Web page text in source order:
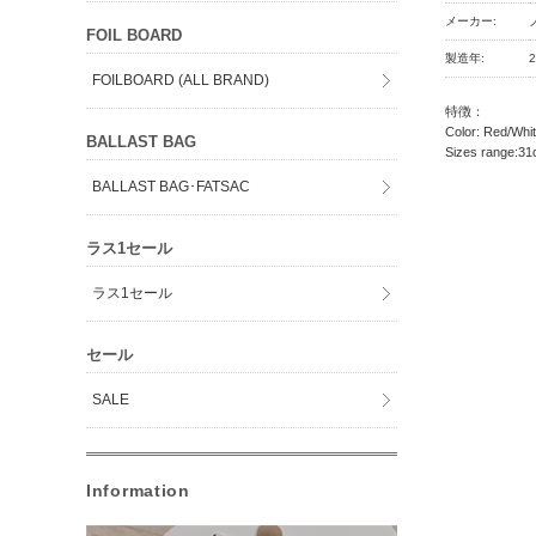
メーカー:
製造年:
特徴：
Color: Red/
Sizes
FOIL BOARD
FOILBOARD (ALL BRAND)
BALLAST BAG
BALLAST BAG･FATSAC
ラス1セール
ラス1セール
セール
SALE
Information